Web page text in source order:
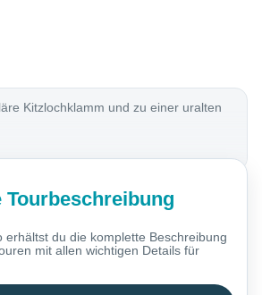
Kitzlochklamm und zu einer uralten
Tourbeschreibung
erhältst du die komplette Beschreibung
mit allen wichtigen Details für